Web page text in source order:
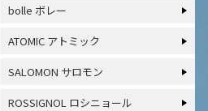
bolle ボレー
ATOMIC アトミック
SALOMON サロモン
ROSSIGNOL ロシニョール